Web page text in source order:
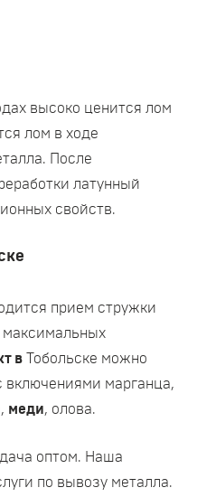
высоко ценится лом
лом в ходе
После
латунный
свойств.
прием стружки
максимальных
в
Тобольске можно
включениями марганца,
меди, олова.
оптом. Наша
по вывозу металла.